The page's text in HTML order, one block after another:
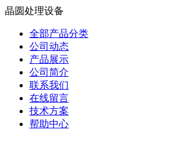
晶圆处理设备
全部产品分类
公司动态
产品展示
公司简介
联系我们
在线留言
技术方案
帮助中心